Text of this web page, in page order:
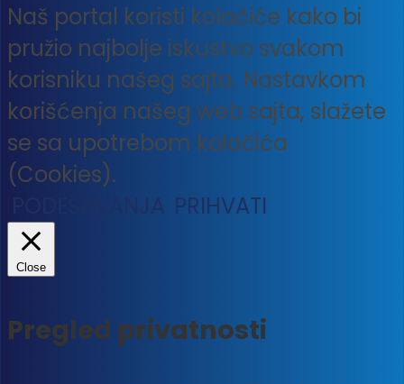
Naš portal koristi kolačiće kako bi
pružio najbolje iskustvo svakom
korisniku našeg sajta. Nastavkom
korišćenja našeg web sajta, slažete
se sa upotrebom kolačića
(Cookies).
PODEŠAVANJA PRIHVATI
Close
Pregled privatnosti